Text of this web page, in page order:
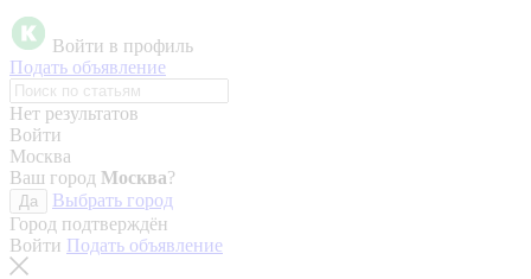
Войти в профиль
Подать объявление
Нет результатов
Войти
Москва
Ваш город Москва?
Да
Выбрать город
Город подтверждён
Войти Подать объявление